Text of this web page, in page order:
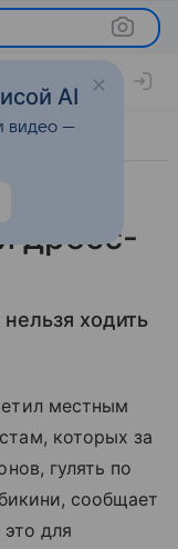
дресс-
ходить
местным
которых за
гулять по
сообщает
для
AI
видео —